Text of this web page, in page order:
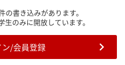
を過ごせるとおもいます♪
せになるとよいのです
も頑張って下さいね。応援し
がこれを読んでたら私が誰
、それに沿うように
かな。
なりました！
いうお電話を頂いたのですが
の書き込みがあります。
のみに開放しています。
ン/会員登録